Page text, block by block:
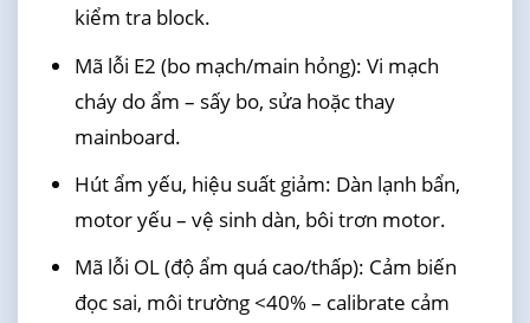
kiểm tra block.
Mã lỗi E2 (bo mạch/main hỏng): Vi mạch
cháy do ẩm – sấy bo, sửa hoặc thay
mainboard.
Hút ẩm yếu, hiệu suất giảm: Dàn lạnh bẩn,
motor yếu – vệ sinh dàn, bôi trơn motor.
Mã lỗi OL (độ ẩm quá cao/thấp): Cảm biến
đọc sai, môi trường <40% – calibrate cảm